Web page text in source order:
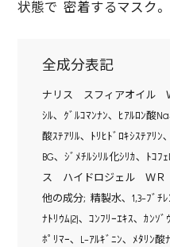
状態で 密着するマスク。
全成分表記
ナリス スフィアオイル
ｼﾙ､ ｸﾞﾙｺﾏﾝﾅﾝ､ ﾋｱﾙﾛﾝ酸
酸ｽﾃｱﾘﾙ､ ﾄﾘﾋﾄﾞﾛｷｼｽﾃｱﾘﾝ
BG､ ｼﾞﾒﾁﾙｼﾘﾙ化ｼﾘｶ､ ﾄｺ
ス ハイドロジェル ＷＲ
他の成分; 精製水､ 1,3-ﾌﾞﾁ
ﾅﾄﾘｳﾑ(2)､ ｺﾝﾌﾘｰｴｷｽ､ ｶﾝｿ
ﾎﾟﾘﾏｰ､ L-ｱﾙｷﾞﾆﾝ､ ﾒﾀﾘﾝ酸